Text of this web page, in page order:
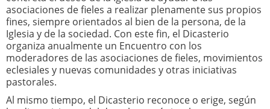
asociaciones de fieles a realizar plenamente sus propios
fines, siempre orientados al bien de la persona, de la
Iglesia y de la sociedad. Con este fin, el Dicasterio
organiza anualmente un Encuentro con los
moderadores de las asociaciones de fieles, movimientos
eclesiales y nuevas comunidades y otras iniciativas
pastorales.
Al mismo tiempo, el Dicasterio reconoce o erige, según